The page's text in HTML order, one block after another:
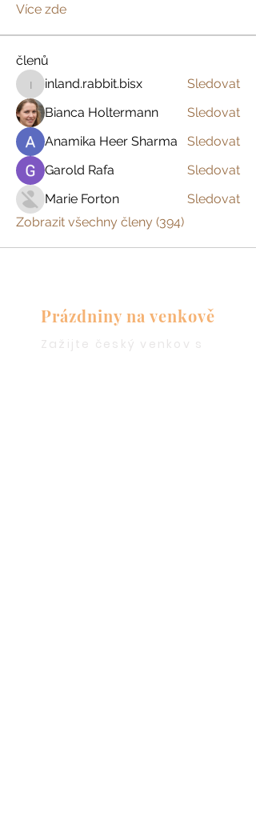
Více zde
členů
inland.rabbit.bisx
inland.rabbit.bisx
Sledovat
Bianca Holtermann
Sledovat
Anamika Heer Sharma
Sledovat
Garold Rafa
Sledovat
Marie Forton
Sledovat
Zobrazit všechny členy (394)
Prázdniny na venkově
Zažijte český venkov s